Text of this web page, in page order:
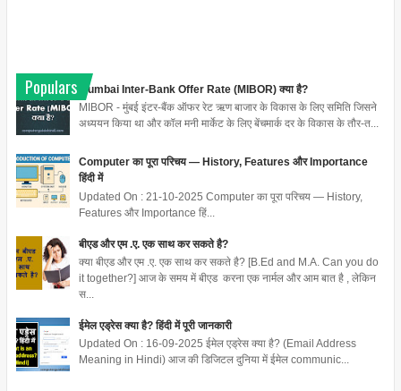
Populars
Mumbai Inter-Bank Offer Rate (MIBOR) क्या है?
MIBOR - मुंबई इंटर-बैंक ऑफर रेट ऋण बाजार के विकास के लिए समिति जिसने
अध्ययन किया था और कॉल मनी मार्केट के लिए बेंचमार्क दर के विकास के तौर-त...
Computer का पूरा परिचय — History, Features और Importance
हिंदी में
Updated On : 21-10-2025 Computer का पूरा परिचय — History,
Features और Importance हिं...
बीएड और एम .ए. एक साथ कर सकते है?
क्या बीएड और एम .ए. एक साथ कर सकते है? [B.Ed and M.A. Can you do
it together?] आज के समय में बीएड करना एक नार्मल और आम बात है , लेकिन
स...
ईमेल एड्रेस क्या है? हिंदी में पूरी जानकारी
Updated On : 16-09-2025 ईमेल एड्रेस क्या है? (Email Address
Meaning in Hindi) आज की डिजिटल दुनिया में ईमेल communic...